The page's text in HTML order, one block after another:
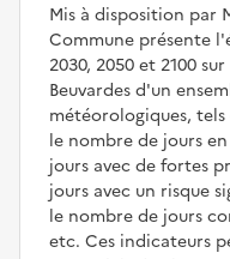
Mis à disposition par
Commune présente
2030, 2050 et 2100
Beuvardes d'un
météorologiques,
le nombre de jours
jours avec de fortes
jours avec un risque
le nombre de jours
etc. Ces indicateurs